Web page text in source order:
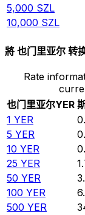
5,000 SZL
10,000 SZL
將 也门里亚尔 转
Rate
也门里亚尔YER
1 YER
5 YER
10 YER
25 YER
50 YER
100 YER
500 YER